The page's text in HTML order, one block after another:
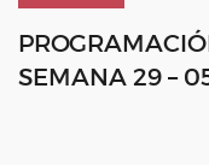
SEMANA 29 –